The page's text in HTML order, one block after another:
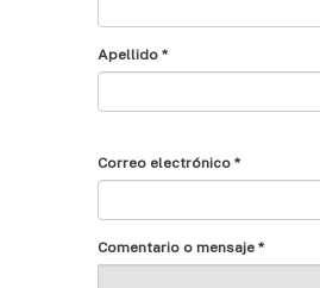
Apellido *
Correo electrónico *
Comentario o mensaje *